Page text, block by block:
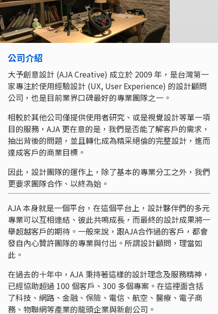
公司介紹
大予創意設計 (AJA Creative) 成立於 2009 年，是台灣第一
家專注於使用經驗設計 (UX, User Experience) 的設計顧問
公司，也是目前業界口碑最好的專業團隊之一。
相較於其他公司僅提供使用者研究、或是視覺設計等單一項
目的服務，AJA 更在意的是，我們是否能了解客戶的需求，
抽出背後的問題，並且轉化成為精采絕倫的完整設計，進而
達成客戶的商業目標。
因此，設計團隊的運作上，除了基本的專業分工之外，我們
更要求團隊合作、以終為始。
AJA 本身就是一個平台，在這個平台上，設計夥伴們的多元
專業可以互相連結、彼此共鳴成長，而最終的設計成果將一
舉超越客戶的期待。一般來說，跟AJA合作過的客戶，都會
發自內心贊許團隊的專業與付出。所謂設計顧問，理當如
此。
在過去的十年中，AJA 秉持著這樣的設計理念及服務精神，
已經協助超過 100 個客戶、300 多個專案。在這裡面含括
了科技、網路、金融、保險、電信、航空、醫療、電子商
務、物聯網等產業的龍頭企業與新創公司。